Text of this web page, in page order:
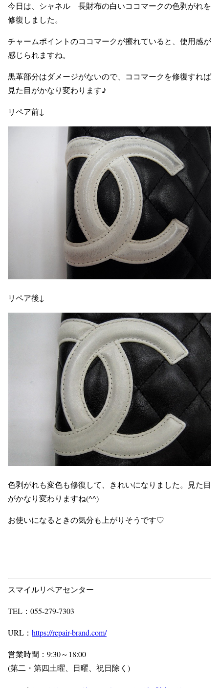
今日は、シャネル 長財布の白いココマークの色剥がれを
修復しました。
チャームポイントのココマークが擦れていると、使用感が
感じられますね。
黒革部分はダメージがないので、ココマークを修復すれば
見た目がかなり変わります♪
リペア前↓
リペア後↓
色剥がれも変色も修復して、きれいになりました。見た目
がかなり変わりますね(^^)
お使いになるときの気分も上がりそうです♡
スマイルリペアセンター
TEL：055-279-7303
URL： https://repair-brand.com/
営業時間：9:30～18:00
(第二・第四土曜、日曜、祝日除く)